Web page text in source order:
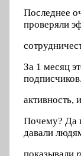
Последнее
проверяли
За 1 месяц
активность,
Почему? Да
давали
показывали